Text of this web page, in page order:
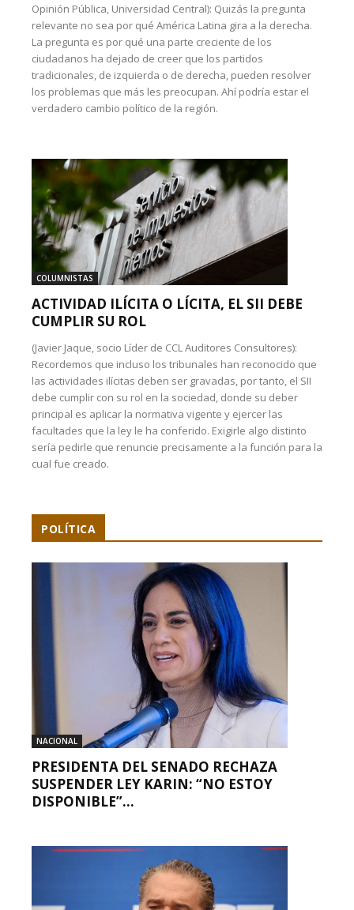
Opinión Pública, Universidad Central): Quizás la pregunta
relevante no sea por qué América Latina gira a la derecha.
La pregunta es por qué una parte creciente de los
ciudadanos ha dejado de creer que los partidos
tradicionales, de izquierda o de derecha, pueden resolver
los problemas que más les preocupan. Ahí podría estar el
verdadero cambio político de la región.
COLUMNISTAS
ACTIVIDAD ILÍCITA O LÍCITA, EL SII DEBE
CUMPLIR SU ROL
(Javier Jaque, socio Líder de CCL Auditores Consultores):
Recordemos que incluso los tribunales han reconocido que
las actividades ilícitas deben ser gravadas, por tanto, el SII
debe cumplir con su rol en la sociedad, donde su deber
principal es aplicar la normativa vigente y ejercer las
facultades que la ley le ha conferido. Exigirle algo distinto
sería pedirle que renuncie precisamente a la función para la
cual fue creado.
POLÍTICA
NACIONAL
PRESIDENTA DEL SENADO RECHAZA
SUSPENDER LEY KARIN: “NO ESTOY
DISPONIBLE”...